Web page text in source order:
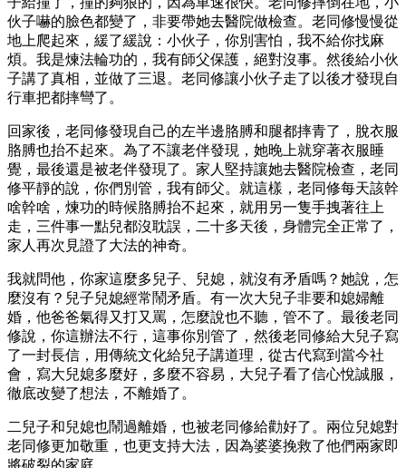
伙子嚇的臉色都變了，非要帶她去醫院做檢查。老同修慢慢從
地上爬起來，緩了緩說：小伙子，你別害怕，我不給你找麻
煩。我是煉法輪功的，我有師父保護，絕對沒事。然後給小伙
子講了真相，並做了三退。老同修讓小伙子走了以後才發現自
行車把都摔彎了。
回家後，老同修發現自己的左半邊胳膊和腿都摔青了，脫衣服
胳膊也抬不起來。為了不讓老伴發現，她晚上就穿著衣服睡
覺，最後還是被老伴發現了。家人堅持讓她去醫院檢查，老同
修平靜的說，你們別管，我有師父。就這樣，老同修每天該幹
啥幹啥，煉功的時候胳膊抬不起來，就用另一隻手拽著往上
走，三件事一點兒都沒耽誤，二十多天後，身體完全正常了，
家人再次見證了大法的神奇。
我就問他，你家這麼多兒子、兒媳，就沒有矛盾嗎？她說，怎
麼沒有？兒子兒媳經常鬧矛盾。有一次大兒子非要和媳婦離
婚，他爸爸氣得又打又罵，怎麼說也不聽，管不了。最後老同
修說，你這辦法不行，這事你別管了，然後老同修給大兒子寫
了一封長信，用傳統文化給兒子講道理，從古代寫到當今社
會，寫大兒媳多麼好，多麼不容易，大兒子看了信心悅誠服，
徹底改變了想法，不離婚了。
二兒子和兒媳也鬧過離婚，也被老同修給勸好了。兩位兒媳對
老同修更加敬重，也更支持大法，因為婆婆挽救了他們兩家即
將破裂的家庭。